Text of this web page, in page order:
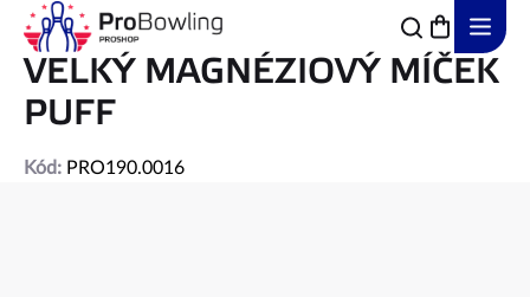
Přejít
obsah
VELKÝ MAGNÉZIOVÝ MÍČEK
PUFF
Kód: PRO190.0016